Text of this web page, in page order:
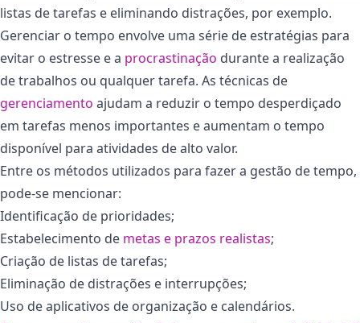
listas de tarefas e eliminando distrações, por exemplo.
Gerenciar o tempo envolve uma série de estratégias para
evitar o estresse e a procrastinação durante a realização
de trabalhos ou qualquer tarefa. As técnicas de
gerenciamento ajudam a reduzir o tempo desperdiçado
em tarefas menos importantes e aumentam o tempo
disponível para atividades de alto valor.
Entre os métodos utilizados para fazer a gestão de tempo,
pode-se mencionar:
Identificação de prioridades;
Estabelecimento de metas e prazos realistas;
Criação de listas de tarefas;
Eliminação de distrações e interrupções;
Uso de aplicativos de organização e calendários.